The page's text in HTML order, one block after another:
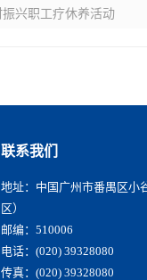
兴职工疗休养活动
联系我们
地址：中国广州市番禺区小
区）
邮编：510006
电话：(020) 39328080
传真：(020) 39328080